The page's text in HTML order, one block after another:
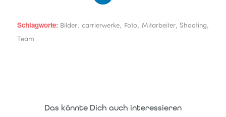
Schlagworte: Bilder,carrierwerke, Foto, Mitarbeiter,Shooting,
Team
Das könnte Dich auch interessieren